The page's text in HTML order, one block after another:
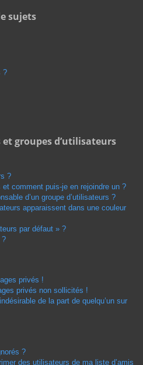
sujets
?
groupes d’utilisateurs
?
comment puis-je en rejoindre un ?
d’un groupe d’utilisateurs ?
apparaissent dans une couleur
par défaut » ?
?
privés !
privés non sollicités !
de la part de quelqu’un sur
?
des utilisateurs de ma liste d’amis